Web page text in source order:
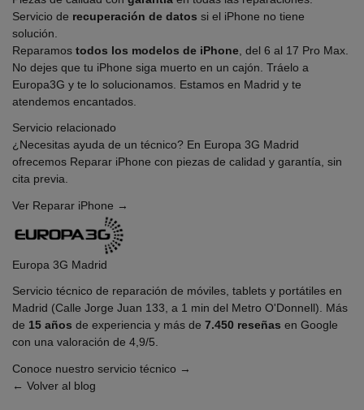
Servicio de recuperación de datos si el iPhone no tiene
solución.
Reparamos todos los modelos de iPhone, del 6 al 17 Pro Max.
No dejes que tu iPhone siga muerto en un cajón. Tráelo a
Europa3G y te lo solucionamos. Estamos en Madrid y te
atendemos encantados.
Servicio relacionado
¿Necesitas ayuda de un técnico? En Europa 3G Madrid
ofrecemos Reparar iPhone con piezas de calidad y garantía, sin
cita previa.
Ver Reparar iPhone →
Europa 3G Madrid
Servicio técnico de reparación de móviles, tablets y portátiles en
Madrid (Calle Jorge Juan 133, a 1 min del Metro O'Donnell). Más
de 15 años de experiencia y más de 7.450 reseñas en Google
con una valoración de 4,9/5.
Conoce nuestro servicio técnico →
← Volver al blog